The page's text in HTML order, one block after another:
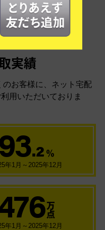
実績
お客様に、 ネット宅配
用いただいておりま
.2 ％
年1月～2025年12月
万
点
年1月～2025年12月